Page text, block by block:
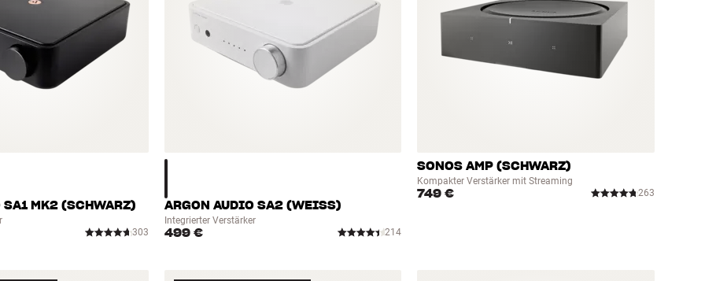
SA1 MK2 (SCHWARZ)
303
ARGON AUDIO SA2 (WEISS)
Integrierter Verstärker
499 € 214
SONOS AMP (SCHWARZ)
Kompakter Verstärker mit Streaming
749 € 263